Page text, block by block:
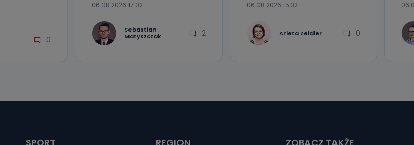
0
06.08.2026 17:02
Sebastian
Matyszczak
2
06.08.2026 15:32
Arleta Zeidler 0